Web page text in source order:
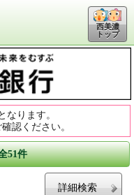
西美濃
トップ
なります。
認ください。
]全51件
詳細検索